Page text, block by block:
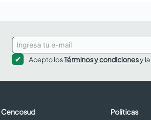
Acepto losTérminos y condicionesy la
Cencosud
Políticas